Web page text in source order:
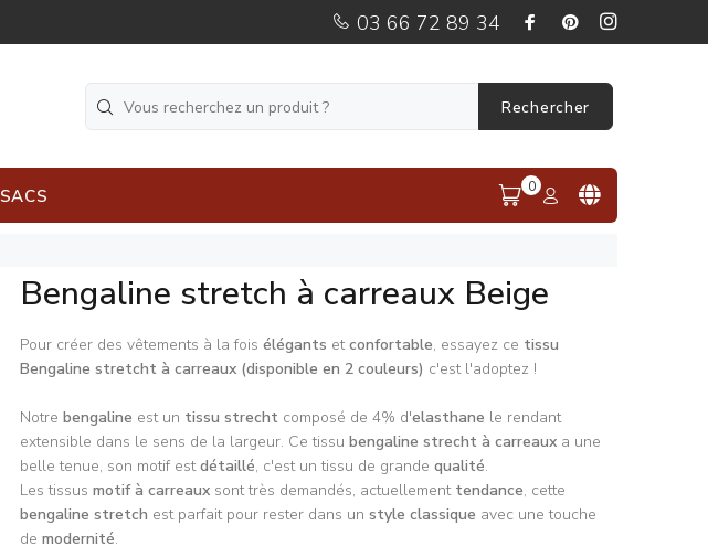
03 66 72 89 34
Rechercher
SACS 0
Bengaline stretch à carreaux Beige
Pour créer des vêtements à la fois élégants etconfortable, essayez ce tissu
Bengaline stretcht à carreaux (disponible en 2 couleurs) c'est l'adoptez !
Notre bengaline est un tissu strecht composé de 4% d'elasthane le rendant
extensible dans le sens de la largeur. Ce tissu bengaline strecht à carreaux a une
belle tenue, son motif estdétaillé, c'est un tissu de grande qualité.
Les tissus motif à carreaux sont très demandés, actuellement tendance, cette
bengaline stretch est parfait pour rester dans un style classique avec une touche
de modernité.